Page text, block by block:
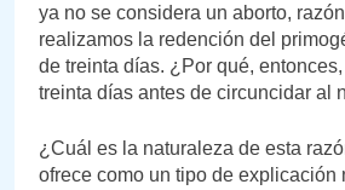
ya no se considera un aborto,
realizamos la redención del
de treinta días. ¿Por qué,
treinta días antes de circuncidar al
¿Cuál es la naturaleza de esta
ofrece como un tipo de explicación